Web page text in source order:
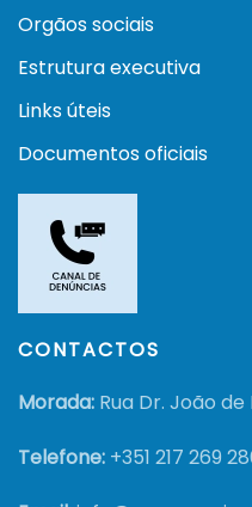
Orgãos sociais
Estrutura executiva
Links úteis
Documentos oficiais
CONTACTOS
Morada: Rua Dr. João de
Telefone: +351 217 269